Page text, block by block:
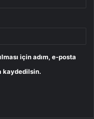
için adım, e-posta
kaydedilsin.